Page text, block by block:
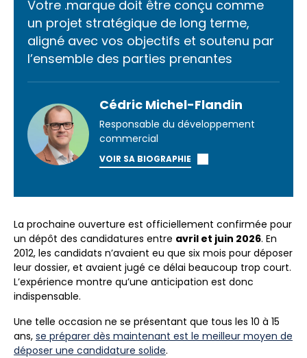
Votre .marque doit être conçu comme
un projet stratégique de long terme,
aligné avec vos objectifs et soutenu par
l’ensemble des parties prenantes
Cédric Michel-Flandin
Responsable du développement
commercial
VOIR SA BIOGRAPHIE
La prochaine ouverture est officiellement confirmée pour
un dépôt des candidatures entre avril et juin 2026. En
2012, les candidats n’avaient eu que six mois pour déposer
leur dossier, et avaient jugé ce délai beaucoup trop court.
L’expérience montre qu’une anticipation est donc
indispensable.
Une telle occasion ne se présentant que tous les 10 à 15
ans, se préparer dès maintenant est le meilleur moyen de
déposer une candidature solide.